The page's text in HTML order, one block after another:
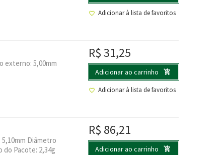
Adicionar à lista de favoritos
externo: 5,00mm
R$31,25
Adicionar ao carrinho
Adicionar à lista de favoritos
Diâmetro
do Pacote: 2,34g
R$ 86,21
Adicionar ao carrinho